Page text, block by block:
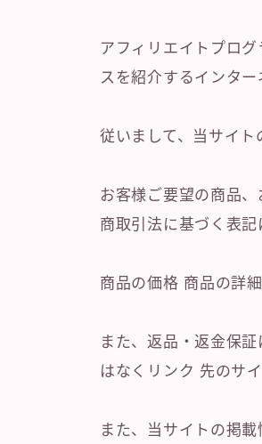
アフィリエイトプロ
スを紹介するインター
従いまして、当サイト
お客様ご要望の商品
商取引法に基づく表記
商品の価格 商品の詳
また、返品・返金保
はなくリンク 先のサ
また、当サイトの掲